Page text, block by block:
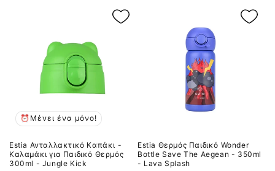
⏰Μένει ένα μόνο!
Estia Ανταλλακτικό Καπάκι -
Καλαμάκι για Παιδικό Θερμός
300ml - Jungle Kick
Estia Θερμός Παιδικό Wonder
Bottle Save The Aegean - 350ml
- Lava Splash